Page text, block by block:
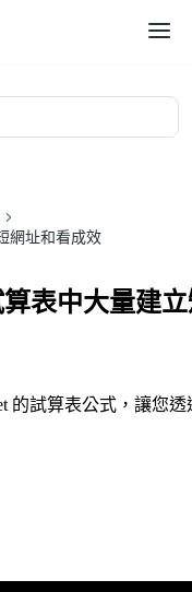
網址和看成效
表中大量建
的試算表公式，讓您透